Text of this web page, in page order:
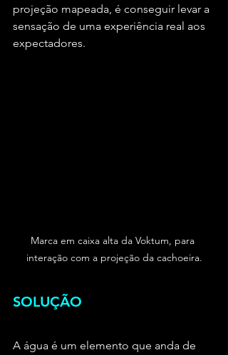
projeção mapeada, é conseguir levar a
sensação de uma experiência real aos
expectadores.
Marca em caixa alta da Voktum, para
interação com a projeção da cachoeira.
SOLUÇÃO
A água é um elemento que anda de